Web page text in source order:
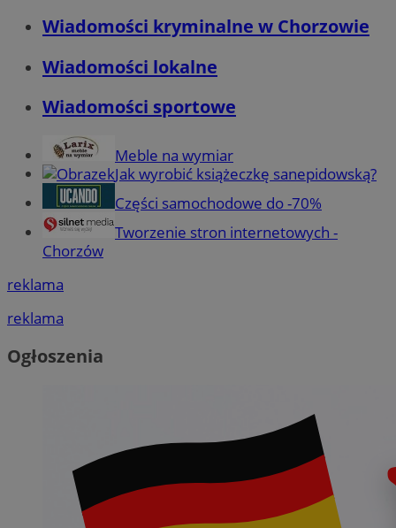
Wiadomości kryminalne w Chorzowie
Wiadomości lokalne
Wiadomości sportowe
Meble na wymiar
Jak wyrobić książeczkę sanepidowską?
Części samochodowe do -70%
Tworzenie stron internetowych -
Chorzów
reklama
reklama
Ogłoszenia